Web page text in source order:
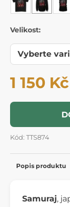
Velikost:
1 150 Kč
Kód: TTS874
Popis produktu
Samuraj,